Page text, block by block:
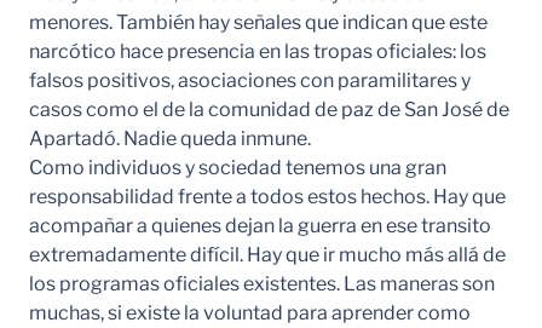
menores. También hay señales que indican que este
narcótico hace presencia en las tropas oficiales: los
falsos positivos, asociaciones con paramilitares y
casos como el de la comunidad de paz de San José de
Apartadó. Nadie queda inmune.
Como individuos y sociedad tenemos una gran
responsabilidad frente a todos estos hechos. Hay que
acompañar a quienes dejan la guerra en ese transito
extremadamente difícil. Hay que ir mucho más allá de
los programas oficiales existentes. Las maneras son
muchas, si existe la voluntad para aprender como